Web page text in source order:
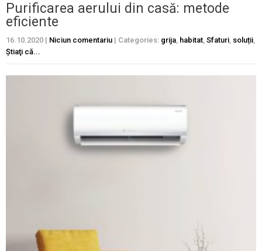
Purificarea aerului din casă: metode
eficiente
16.10.2020 | Niciun comentariu | Categories: grija, habitat, Sfaturi, soluții,
Ştiaţi că...